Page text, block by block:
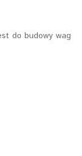
do budowy wag